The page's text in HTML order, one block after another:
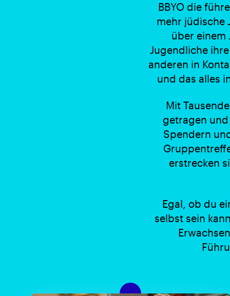
BBYO die
mehr jüdische
über einem
Jugendliche
anderen in
und das alles
Mit
getragen und
Spendern
erstrecken
Egal, ob du
selbst sein